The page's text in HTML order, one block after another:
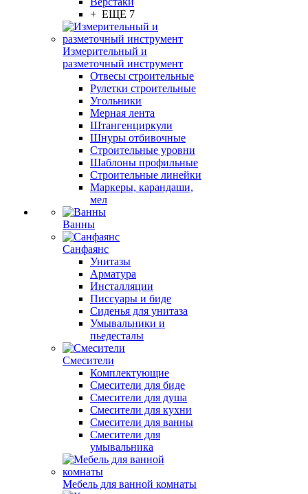
+ ЕЩЕ 7
Измерительный и
разметочный инструмент
Отвесы строительные
Рулетки строительные
Угольники
Мерная лента
Штангенциркули
Шнуры отбивочные
Строительные уровни
Шаблоны профильные
Строительные линейки
Маркеры, карандаши,
мел
Ванны
Санфаянс
Унитазы
Арматура
Инсталляции
Писсуары и биде
Сиденья для унитаза
Умывальники и
пьедесталы
Смесители
Комплектующие
Смесители для биде
Смесители для душа
Смесители для кухни
Смесители для ванны
Смесители для
умывальника
Мебель для ванной комнаты